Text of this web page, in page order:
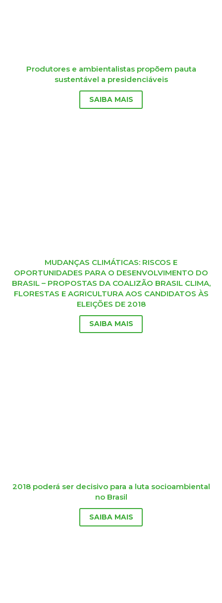
Produtores e ambientalistas propõem pauta
sustentável a presidenciáveis
SAIBA MAIS
MUDANÇAS CLIMÁTICAS: RISCOS E
OPORTUNIDADES PARA O DESENVOLVIMENTO DO
BRASIL – PROPOSTAS DA COALIZÃO BRASIL CLIMA,
FLORESTAS E AGRICULTURA AOS CANDIDATOS ÀS
ELEIÇÕES DE 2018
SAIBA MAIS
2018 poderá ser decisivo para a luta socioambiental
no Brasil
SAIBA MAIS